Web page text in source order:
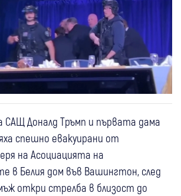
Доналд Тръмп и първата дама
спешно евакуирани от
на Асоциацията на
в Белия дом във Вашингтон, след
откри стрелба в близост до